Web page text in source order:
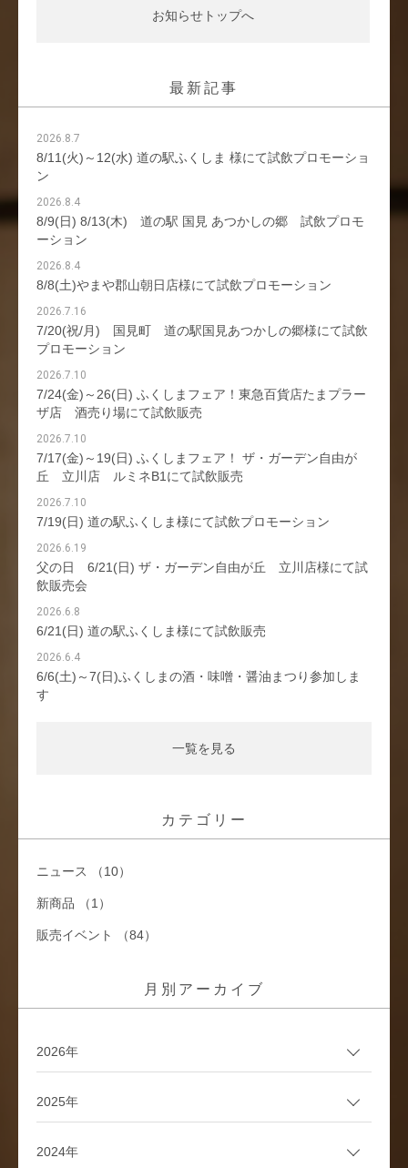
お知らせトップへ
最新記事
2026.8.7
8/11(火)～12(水) 道の駅ふくしま 様にて試飲プロモーショ
ン
2026.8.4
8/9(日) 8/13(木) 道の駅 国見 あつかしの郷 試飲プロモ
ーション
2026.8.4
8/8(土)やまや郡山朝日店様にて試飲プロモーション
2026.7.16
7/20(祝/月) 国見町 道の駅国見あつかしの郷様にて試飲
プロモーション
2026.7.10
7/24(金)～26(日) ふくしまフェア！東急百貨店たまプラー
ザ店 酒売り場にて試飲販売
2026.7.10
7/17(金)～19(日) ふくしまフェア！ ザ・ガーデン自由が
丘 立川店 ルミネB1にて試飲販売
2026.7.10
7/19(日) 道の駅ふくしま様にて試飲プロモーション
2026.6.19
父の日 6/21(日) ザ・ガーデン自由が丘 立川店様にて試
飲販売会
2026.6.8
6/21(日) 道の駅ふくしま様にて試飲販売
2026.6.4
6/6(土)～7(日)ふくしまの酒・味噌・醤油まつり参加しま
す
一覧を見る
カテゴリー
ニュース （10）
新商品 （1）
販売イベント （84）
月別アーカイブ
2026年
2025年
2024年